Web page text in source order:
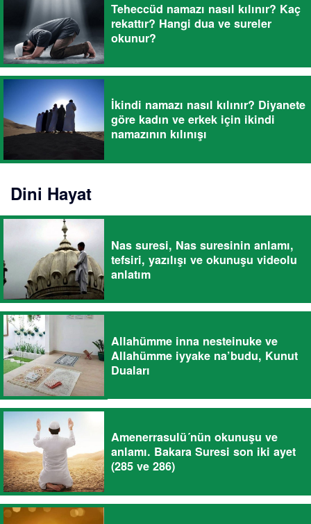
Teheccüd namazı nasıl kılınır? Kaç
rekattır? Hangi dua ve sureler
okunur?
İkindi namazı nasıl kılınır? Diyanete
göre kadın ve erkek için ikindi
namazının kılınışı
Dini Hayat
Nas suresi, Nas suresinin anlamı,
tefsiri, yazılışı ve okunuşu videolu
anlatım
Allahümme inna nesteinuke ve
Allahümme iyyake na’budu, Kunut
Duaları
Amenerrasulü´nün okunuşu ve
anlamı. Bakara Suresi son iki ayet
(285 ve 286)